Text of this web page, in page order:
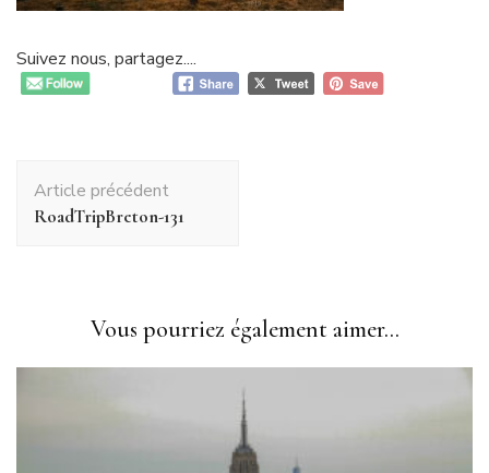
Suivez nous, partagez....
d'article
Article précédent
RoadTripBreton-131
Vous pourriez également aimer...